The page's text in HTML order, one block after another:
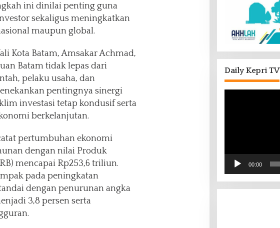
ini dinilai penting guna
sekaligus meningkatkan
maupun global.
Kota Batam, Amsakar Achmad,
Batam tidak lepas dari
pelaku usaha, dan
pentingnya sinergi
investasi tetap kondusif serta
berkelanjutan.
pertumbuhan ekonomi
dengan nilai Produk
mencapai Rp253,6 triliun.
pada peningkatan
dengan penurunan angka
3,8 persen serta
Daily Kepri TV
00:00